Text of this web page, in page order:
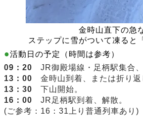
金時山直下の急
ステップに雪がついて凍ると
●活動日の予定（時間は参考）
09：20 JR御殿場線・足柄駅集合、
13：00 金時山到着、または折り返
13：30 下山開始。
16：00 JR足柄駅到着、解散。
(ご参考：16：31上り普通列車あり)